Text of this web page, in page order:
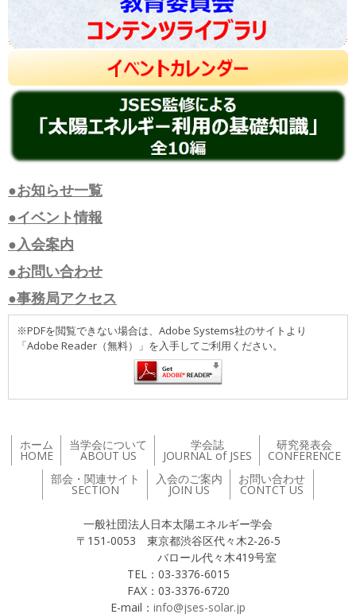
●お知らせ一覧
●イベント情報
●入会案内
●お問い合わせ
●事務局アクセス
※PDFを閲覧できない場合は、Adobe Systems社のサイトより
「Adobe Reader（無料）」を入手してご利用ください。
ホーム
HOME
当学会について
ABOUT US
学会誌
JOURNAL of JSES
研究発表会
CONFERENCE
部会・関連サイト
SECTION
入会のご案内
JOIN US
お問い合わせ
CONTCT US
一般社団法人日本太陽エネルギー学会
〒151-0053 東京都渋谷区代々木2-26-5
バロール代々木419号室
TEL：03-3376-6015
FAX：03-3376-6720
E-mail： info@jses-solar.jp